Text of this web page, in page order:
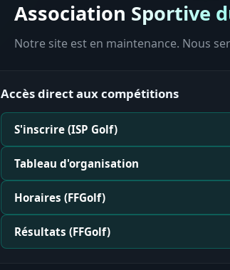
Association Sportive
Notre site est en maintenance. Nous
Accès direct aux compétitions
S'inscrire (ISP Golf)
Tableau d'organisation
Horaires (FFGolf)
Résultats (FFGolf)